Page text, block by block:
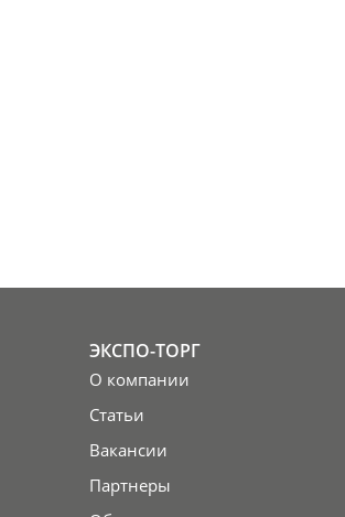
ЭКСПО-ТОРГ
О компании
Статьи
Вакансии
Партнеры